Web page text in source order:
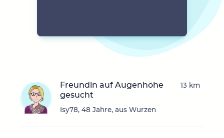
Freundin auf Augenhöhe
gesucht
Isy78, 48 Jahre, aus Wurzen
13 km